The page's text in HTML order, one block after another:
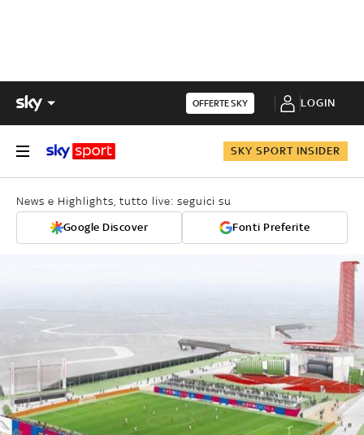
OFFERTE SKY LOGIN
SKY SPORT INSIDER
News e Highlights, tutto live: seguici su
Google Discover Fonti Preferite